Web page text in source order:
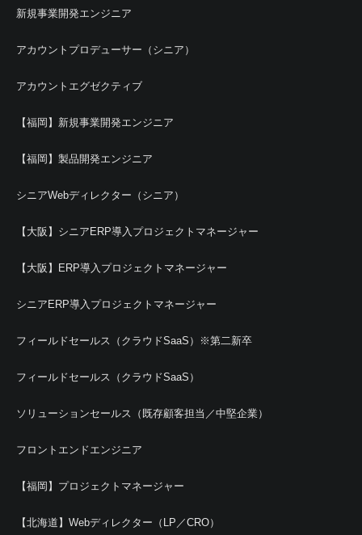
新規事業開発エンジニア
アカウントプロデューサー（シニア）
アカウントエグゼクティブ
【福岡】新規事業開発エンジニア
【福岡】製品開発エンジニア
シニアWebディレクター（シニア）
【大阪】シニアERP導入プロジェクトマネージャー
【大阪】ERP導入プロジェクトマネージャー
シニアERP導入プロジェクトマネージャー
フィールドセールス（クラウドSaaS）※第二新卒
フィールドセールス（クラウドSaaS）
ソリューションセールス（既存顧客担当／中堅企業）
フロントエンドエンジニア
【福岡】プロジェクトマネージャー
【北海道】Webディレクター（LP／CRO）